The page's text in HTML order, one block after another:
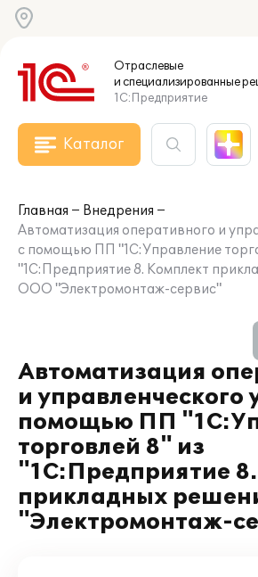
Отраслевые
и специализированные
1С:Предприятие
Каталог
Главная
Внедрения
Автоматизация оперативного и
с помощью ПП "1С:Управление
"1С:Предприятие 8. Комплект
ООО "Электромонтаж-сервис"
Автоматизация
и управленческого
помощью ПП
торговлей 8" из
"1С:Предприятие
прикладных
"Электромонтаж-